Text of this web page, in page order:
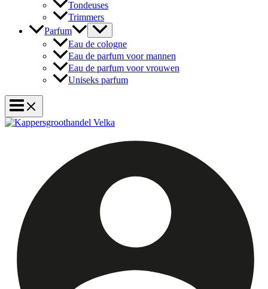
Tondeuses
Trimmers
Parfum
Eau de cologne
Eau de parfum voor mannen
Eau de parfum voor vrouwen
Uniseks parfum